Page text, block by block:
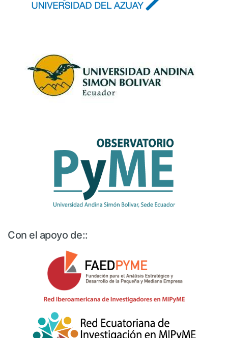
Con el apoyo de::